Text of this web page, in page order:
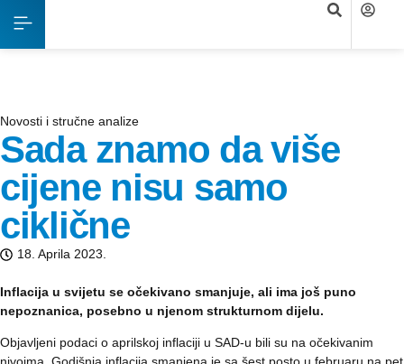
Novosti i stručne analize
Sada znamo da više
cijene nisu samo
ciklične
18. Aprila 2023.
Inflacija u svijetu se očekivano smanjuje, ali ima još puno
nepoznanica, posebno u njenom strukturnom dijelu.
Objavljeni podaci o aprilskoj inflaciji u SAD-u bili su na očekivanim